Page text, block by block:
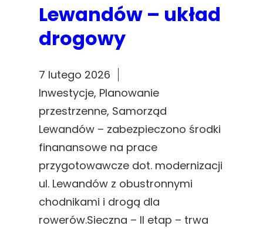
Lewandów – układ
drogowy
7 lutego 2026
Inwestycje, Planowanie
przestrzenne, Samorząd
Lewandów – zabezpieczono środki
finanansowe na prace
przygotowawcze dot. modernizacji
ul. Lewandów z obustronnymi
chodnikami i drogą dla
rowerów.Sieczna – II etap – trwa